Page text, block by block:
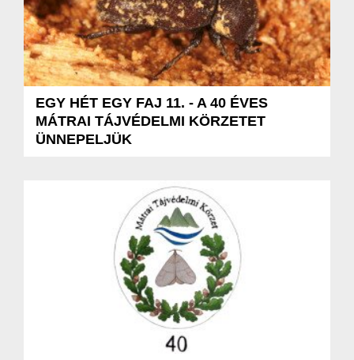
EGY HÉT EGY FAJ 11. - A 40 ÉVES
MÁTRAI TÁJVÉDELMI KÖRZETET
ÜNNEPELJÜK